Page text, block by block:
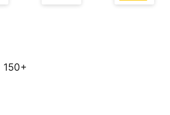
150+